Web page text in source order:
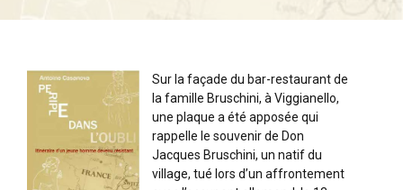
Sur la façade du bar-restaurant de
la famille Bruschini, à Viggianello,
une plaque a été apposée qui
rappelle le souvenir de Don
Jacques Bruschini, un natif du
village, tué lors d’un affrontement